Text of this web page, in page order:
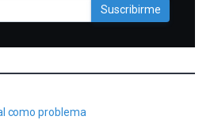
Suscribirme
como problema